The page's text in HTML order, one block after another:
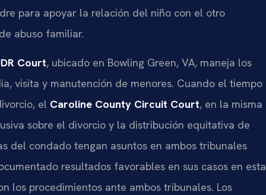
para apoyar la relación del niño con el otro
abuso familiar.
Court, ubicado en Bowling Green, VA, maneja los
visita y manutención de menores. Cuando el tiempo
el Caroline County Circuit Court, en la misma
sobre el divorcio y la distribución equitativa de
del condado tengan asuntos en ambos tribunales
resultados favorables en sus casos en esta
los procedimientos ante ambos tribunales. Los